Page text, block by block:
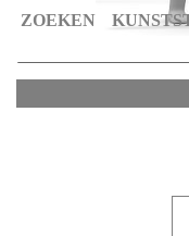
ZOEKEN